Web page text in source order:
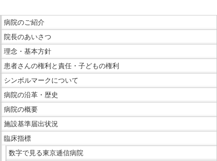
で
本
文
で
す。
こ
こ
か
ら
サ
イ
ド
メ
ニ
ュ
ー
で
す。
病院のご紹介
院長のあいさつ
理念・基本方針
患者さんの権利と責任・子どもの権利
シンボルマークについて
病院の沿革・歴史
病院の概要
施設基準届出状況
臨床指標
数字で見る東京逓信病院